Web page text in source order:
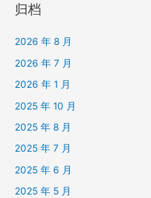
归档
2026 年 8 月
2026 年 7 月
2026 年 1 月
2025 年 10 月
2025 年 8 月
2025 年 7 月
2025 年 6 月
2025 年 5 月